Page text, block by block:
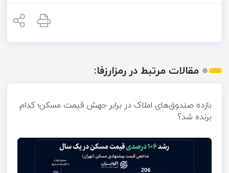
مقالات مرتبط در رمزارزفا:
بازده صندوق‌های املاک در برابر جهش قیمت مسکن؛ کدام
برنده شد؟